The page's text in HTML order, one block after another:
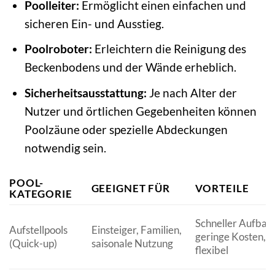
Poolleiter: Ermöglicht einen einfachen und
sicheren Ein- und Ausstieg.
Poolroboter: Erleichtern die Reinigung des
Beckenbodens und der Wände erheblich.
Sicherheitsausstattung: Je nach Alter der
Nutzer und örtlichen Gegebenheiten können
Poolzäune oder spezielle Abdeckungen
notwendig sein.
POOL-
KATEGORIE
GEEIGNET FÜR VORTEILE
Aufstellpools
(Quick-up)
Einsteiger, Familien,
saisonale Nutzung
Schneller Aufbau,
geringe Kosten,
flexibel